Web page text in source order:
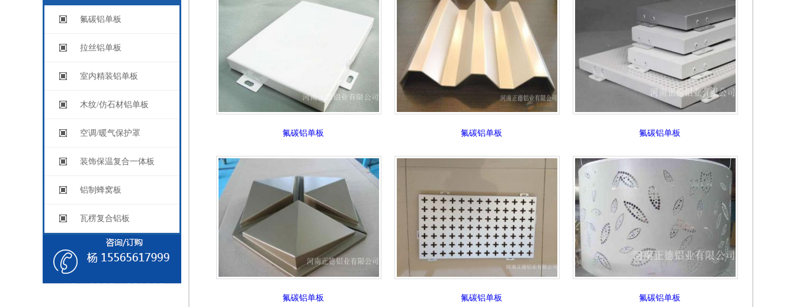
氟碳铝单板
拉丝铝单板
室内精装铝单板
木纹/仿石材铝单板
空调/暖气保护罩
装饰保温复合一体板
铝制蜂窝板
瓦楞复合铝板
氟碳铝单板 氟碳铝单板 氟碳铝单板
氟碳铝单板 氟碳铝单板 氟碳铝单板